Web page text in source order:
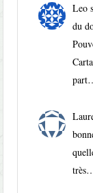
Leo
du